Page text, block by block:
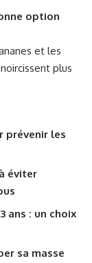
option
et les
plus
prévenir les
éviter
ans : un choix
sa masse